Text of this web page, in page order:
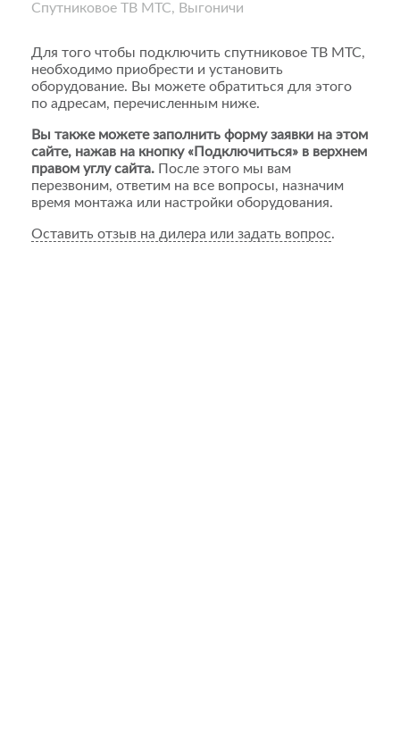
Спутниковое ТВ МТС, Выгоничи
Для того чтобы подключить спутниковое ТВ МТС,
необходимо приобрести и установить
оборудование. Вы можете обратиться для этого
по адресам, перечисленным ниже.
Вы также можете заполнить форму заявки на этом
сайте, нажав на кнопку «Подключиться» в верхнем
правом углу сайта. После этого мы вам
перезвоним, ответим на все вопросы, назначим
время монтажа или настройки оборудования.
Оставить отзыв на дилера или задать вопрос.